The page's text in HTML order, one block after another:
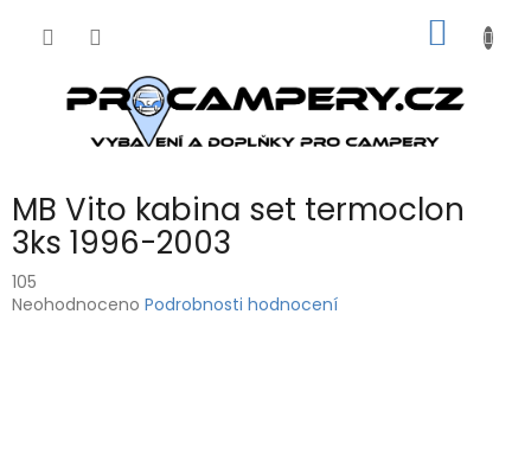
KOŠÍK
MB Vito kabina set termoclon
3ks 1996-2003
105
Průměrné
Neohodnoceno Podrobnosti hodnocení